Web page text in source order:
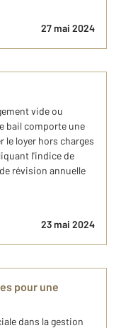
27 mai 2024
vide ou
bail comporte une
le loyer hors charges
l'indice de
révision annuelle
23 mai 2024
pour une
dans la gestion